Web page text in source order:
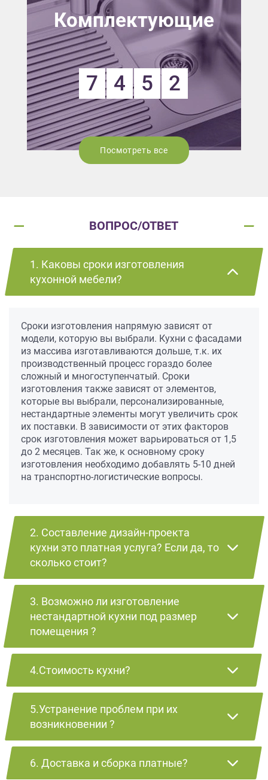
Комплектующие
7 4 5 2
Посмотреть все
ВОПРОС/ОТВЕТ
1. Каковы сроки изготовления
кухонной мебели?
Сроки изготовления напрямую зависят от
модели, которую вы выбрали. Кухни с фасадами
из массива изготавливаются дольше, т.к. их
производственный процесс гораздо более
сложный и многоступенчатый. Сроки
изготовления также зависят от элементов,
которые вы выбрали, персонализированные,
нестандартные элементы могут увеличить срок
их поставки. В зависимости от этих факторов
срок изготовления может варьироваться от 1,5
до 2 месяцев. Так же, к основному сроку
изготовления необходимо добавлять 5-10 дней
на транспортно-логистические вопросы.
2. Составление дизайн-проекта
кухни это платная услуга? Если да, то
сколько стоит?
3. Возможно ли изготовление
нестандартной кухни под размер
помещения ?
4.Стоимость кухни?
5.Устранение проблем при их
возникновении ?
6. Доставка и сборка платные?